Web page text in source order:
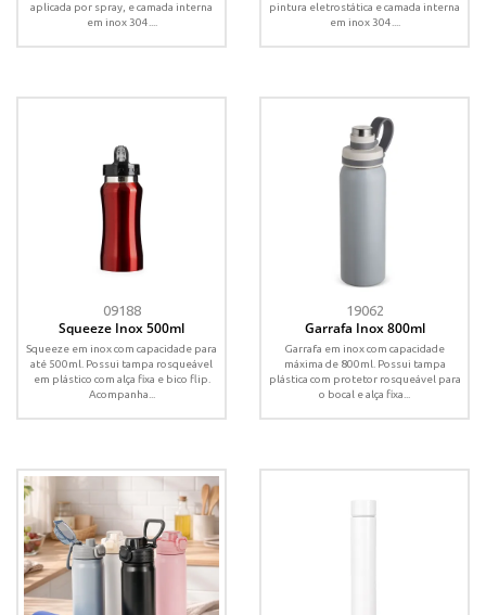
aplicada por spray, e camada interna
em inox 304....
pintura eletrostática e camada interna
em inox 304....
09188
Squeeze Inox 500ml
Squeeze em inox com capacidade para
até 500ml. Possui tampa rosqueável
em plástico com alça fixa e bico flip.
Acompanha...
19062
Garrafa Inox 800ml
Garrafa em inox com capacidade
máxima de 800ml. Possui tampa
plástica com protetor rosqueável para
o bocal e alça fixa...